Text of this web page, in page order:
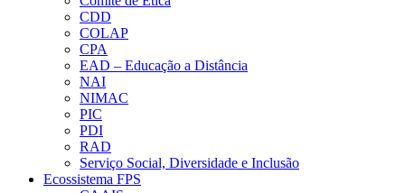
CDD
COLAP
CPA
EAD – Educação a Distância
NAI
NIMAC
PIC
PDI
RAD
Serviço Social, Diversidade e Inclusão
Ecossistema FPS